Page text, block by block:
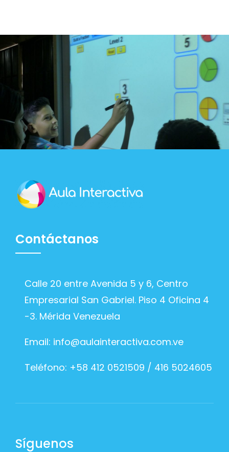
Contáctanos
Calle 20 entre Avenida 5 y 6, Centro
Empresarial San Gabriel. Piso 4 Oficina 4
-3. Mérida Venezuela
Email: info@aulainteractiva.com.ve
Teléfono: +58 412 0521509 / 416 5024605
Síguenos